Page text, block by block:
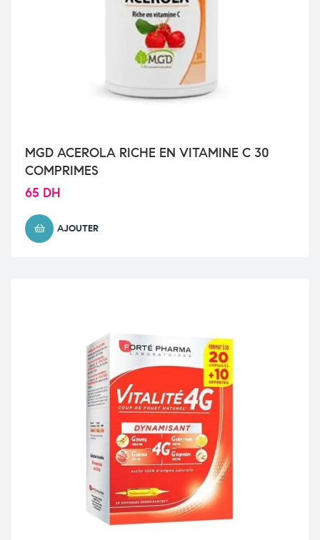
MGD ACEROLA RICHE EN VITAMINE C 30
COMPRIMES
65 DH
AJOUTER